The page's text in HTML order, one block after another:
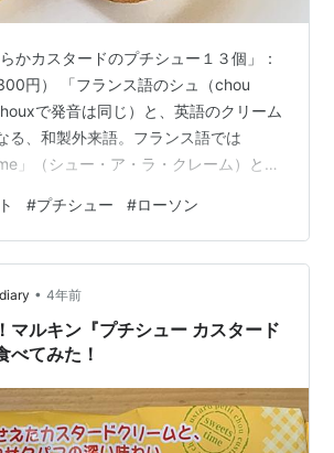
かカスタードのプチシュー１３個」：
円） 「フランス語のシュ（chou
で発音は同じ）と、英語のクリーム
る、和製外来語。フランス語では
」（シュー・ア・ラ・クレーム）とい
ェットは？）なのに初登場の「シュー
ます。月に１回、いや２回は食べたく
るデザートです。 コンビニのシューク
富になりましたね。今では定番商品と
す。大きいサイズのものなら１個で十
#プチシュー #ローソン
• 4年前
マルキン『プチシュー カスタード
べてみた！